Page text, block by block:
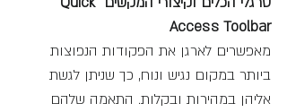
Access Toolbar
מאפשרים לארגן את הפקודות הנפוצות
ביותר במקום נגיש ונוח, כך שניתן לגשת
אליהן במהירות ובקלות. התאמה שלהם